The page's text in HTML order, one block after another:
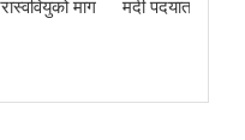
माग मर्दी